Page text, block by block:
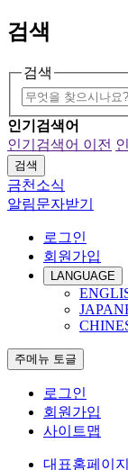
검색
인기검색어
인기검색어 이전
금천소식
로그인
회원가입
LANGUAGE
로그인
회원가입